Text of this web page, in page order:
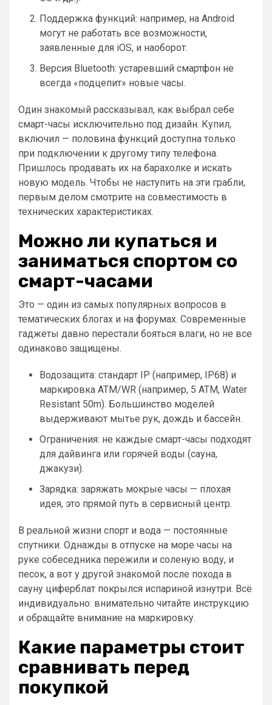
Поддержка функций: например, на Android
могут не работать все возможности,
заявленные для iOS, и наоборот.
Версия Bluetooth: устаревший смартфон не
всегда «подцепит» новые часы.
Один знакомый рассказывал, как выбрал себе
смарт-часы исключительно под дизайн. Купил,
включил — половина функций доступна только
при подключении к другому типу телефона.
Пришлось продавать их на барахолке и искать
новую модель. Чтобы не наступить на эти грабли,
первым делом смотрите на совместимость в
технических характеристиках.
Можно ли купаться и
заниматься спортом со
смарт-часами
Это — один из самых популярных вопросов в
тематических блогах и на форумах. Современные
гаджеты давно перестали бояться влаги, но не все
одинаково защищены.
Водозащита: стандарт IP (например, IP68) и
маркировка ATM/WR (например, 5 ATM, Water
Resistant 50m). Большинство моделей
выдерживают мытье рук, дождь и бассейн.
Ограничения: не каждые смарт-часы подходят
для дайвинга или горячей воды (сауна,
джакузи).
Зарядка: заряжать мокрые часы — плохая
идея, это прямой путь в сервисный центр.
В реальной жизни спорт и вода — постоянные
спутники. Однажды в отпуске на море часы на
руке собеседника пережили и соленую воду, и
песок, а вот у другой знакомой после похода в
сауну циферблат покрылся испариной изнутри. Всё
индивидуально: внимательно читайте инструкцию
и обращайте внимание на маркировку.
Какие параметры стоит
сравнивать перед
покупкой